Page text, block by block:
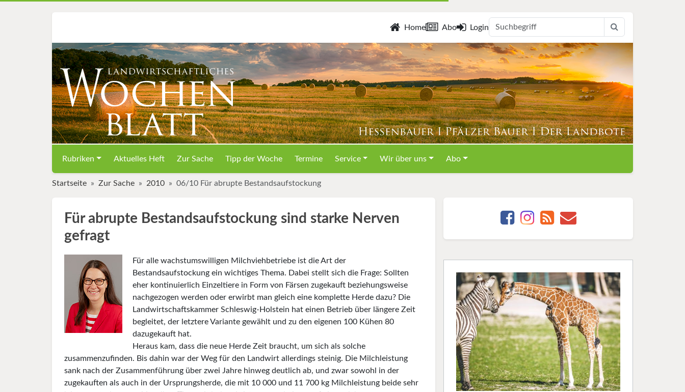
Home Abo Login
Rubriken Aktuelles Heft Zur Sache Tipp der Woche Termine Service Wir über uns Abo
Startseite Zur Sache 2010 06/10 Für abrupte Bestandsaufstockung
Für abrupte Bestandsaufstockung sind starke Nerven
gefragt
Für alle wachstumswilligen Milchviehbetriebe ist die Art der
Bestandsaufstockung ein wichtiges Thema. Dabei stellt sich die Frage: Sollten
eher kontinuierlich Einzeltiere in Form von Färsen zugekauft beziehungsweise
nachgezogen werden oder erwirbt man gleich eine komplette Herde dazu? Die
Landwirtschaftskammer Schleswig-Holstein hat einen Betrieb über längere Zeit
begleitet, der letztere Variante gewählt und zu den eigenen 100 Kühen 80
dazugekauft hat.
Heraus kam, dass die neue Herde Zeit braucht, um sich als solche
zusammenzufinden. Bis dahin war der Weg für den Landwirt allerdings steinig. Die Milchleistung
sank nach der Zusammenführung über zwei Jahre hinweg deutlich ab, und zwar sowohl in der
zugekauften als auch in der Ursprungsherde, die mit 10 000 und 11 700 kg Milchleistung beide sehr